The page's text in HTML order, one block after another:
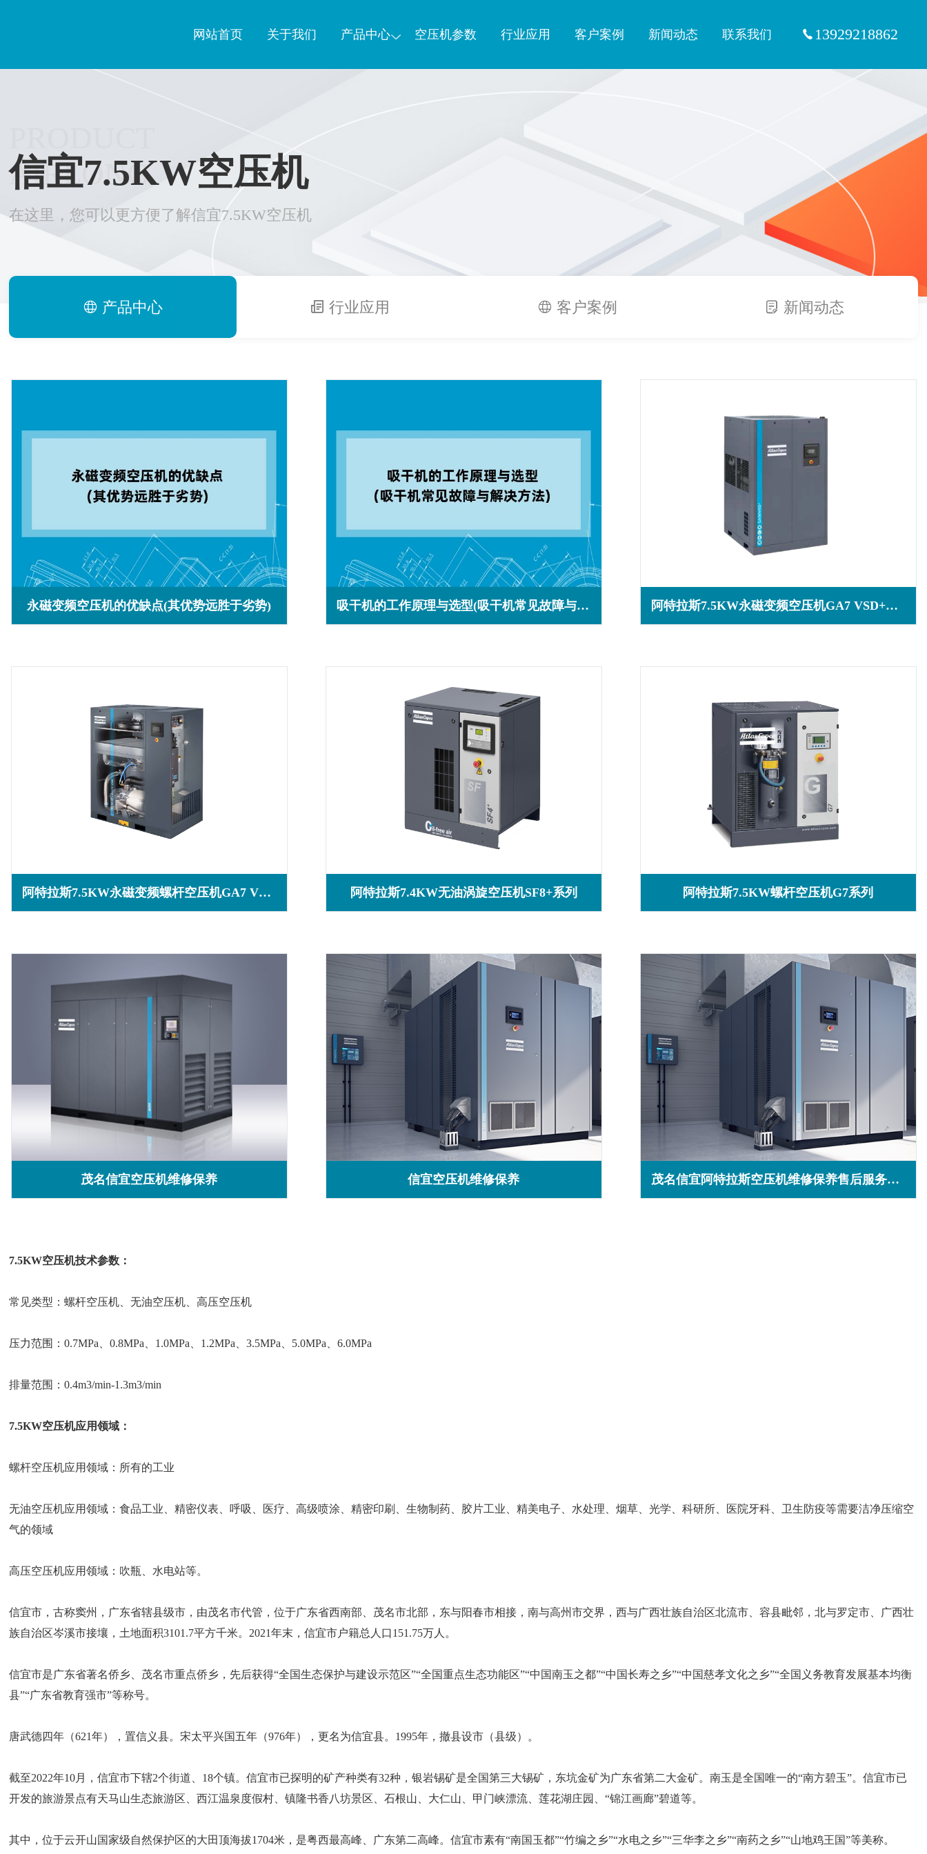
网站首页 关于我们 产品中心 空压机参数 行业应用 客户案例 新闻动态 联系我们 13929218862
AIRLONG
信宜7.5KW空压机
在这里，您可以更方便了解信宜7.5KW空压机
产品中心 行业应用 客户案例 新闻动态
永磁变频空压机的优缺点(其优势远胜于劣势) 吸干机的工作原理与选型(吸干机常见故障与解决方法) 阿特拉斯7.5KW永磁变频空压机GA7 VSD+系列
阿特拉斯7.5KW永磁变频螺杆空压机GA7 VSD iPM系列 阿特拉斯7.4KW无油涡旋空压机SF8+系列 阿特拉斯7.5KW螺杆空压机G7系列
茂名信宜空压机维修保养 信宜空压机维修保养 茂名信宜阿特拉斯空压机维修保养售后服务电话
7.5KW空压机技术参数：
常见类型：螺杆空压机、无油空压机、高压空压机
压力范围：0.7MPa、0.8MPa、1.0MPa、1.2MPa、3.5MPa、5.0MPa、6.0MPa
排量范围：0.4m3/min-1.3m3/min
7.5KW空压机应用领域：
螺杆空压机应用领域：所有的工业
无油空压机应用领域：食品工业、精密仪表、呼吸、医疗、高级喷涂、精密印刷、生物制药、胶片工业、精美电子、水处理、烟草、光学、科研所、医院牙科、卫生防疫等需要洁净压缩空
气的领域
高压空压机应用领域：吹瓶、水电站等。
信宜市，古称窦州，广东省辖县级市，由茂名市代管，位于广东省西南部、茂名市北部，东与阳春市相接，南与高州市交界，西与广西壮族自治区北流市、容县毗邻，北与罗定市、广西壮
族自治区岑溪市接壤，土地面积3101.7平方千米。2021年末，信宜市户籍总人口151.75万人。
信宜市是广东省著名侨乡、茂名市重点侨乡，先后获得“全国生态保护与建设示范区”“全国重点生态功能区”“中国南玉之都”“中国长寿之乡”“中国慈孝文化之乡”“全国义务教育发展基本均衡
县”“广东省教育强市”等称号。
唐武德四年（621年），置信义县。宋太平兴国五年（976年），更名为信宜县。1995年，撤县设市（县级）。
截至2022年10月，信宜市下辖2个街道、18个镇。信宜市已探明的矿产种类有32种，银岩锡矿是全国第三大锡矿，东坑金矿为广东省第二大金矿。南玉是全国唯一的“南方碧玉”。信宜市已
开发的旅游景点有天马山生态旅游区、西江温泉度假村、镇隆书香八坊景区、石根山、大仁山、甲门峡漂流、莲花湖庄园、“锦江画廊”碧道等。
其中，位于云开山国家级自然保护区的大田顶海拔1704米，是粤西最高峰、广东第二高峰。信宜市素有“南国玉都”“竹编之乡”“水电之乡”“三华李之乡”“南药之乡”“山地鸡王国”等美称。